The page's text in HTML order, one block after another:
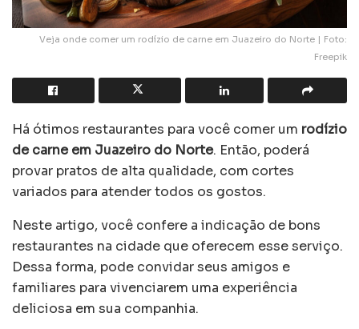
Veja onde comer um rodízio de carne em Juazeiro do Norte | Foto:
Freepik
Há ótimos restaurantes para você comer um rodízio
de carne em Juazeiro do Norte. Então, poderá
provar pratos de alta qualidade, com cortes
variados para atender todos os gostos.
Neste artigo, você confere a indicação de bons
restaurantes na cidade que oferecem esse serviço.
Dessa forma, pode convidar seus amigos e
familiares para vivenciarem uma experiência
deliciosa em sua companhia.